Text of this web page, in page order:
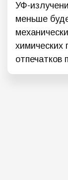
УФ-
меньше
химических
отпечатков